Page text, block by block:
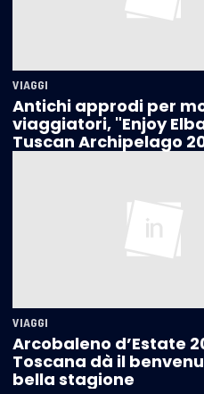
VIAGGI
Antichi approdi per
viaggiatori, "Enjoy
Tuscan Archipelago
VIAGGI
Arcobaleno d’Estate
Toscana dà il
bella stagione